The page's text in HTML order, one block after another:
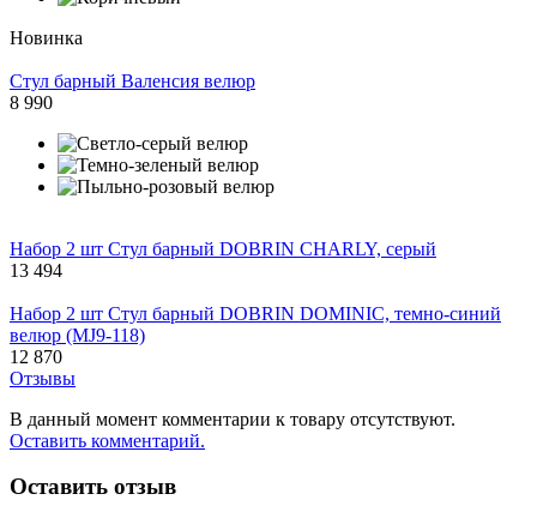
Новинка
Стул барный Валенсия велюр
8 990
Набор 2 шт Стул барный DOBRIN CHARLY, серый
13 494
Набор 2 шт Стул барный DOBRIN DOMINIC, темно-синий
велюр (MJ9-118)
12 870
Отзывы
В данный момент комментарии к товару отсутствуют.
Оставить комментарий.
Оставить отзыв